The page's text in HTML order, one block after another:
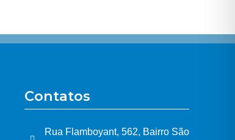
Contatos
Rua Flamboyant, 562, Bairro São